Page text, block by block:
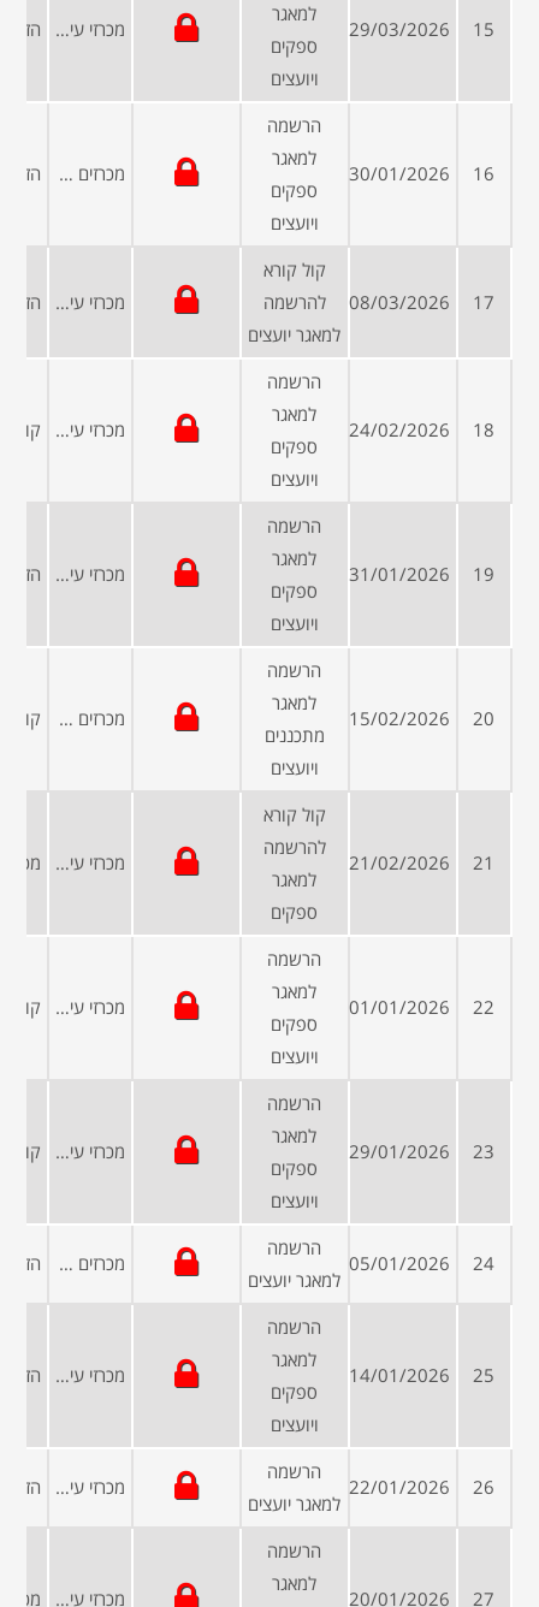
15
29/03/2026
למאגר
ספקים
ויועצים
מכרזי עיריות ומועצות
16
30/01/2026
הרשמה
למאגר
ספקים
ויועצים
מכרזים פומביים
17
08/03/2026
קול קורא
להרשמה
למאגר יועצים
מכרזי עיריות ומועצות
18
24/02/2026
הרשמה
למאגר
ספקים
ויועצים
מכרזי עיריות ומועצות
19
31/01/2026
הרשמה
למאגר
ספקים
ויועצים
מכרזי עיריות ומועצות
20
15/02/2026
הרשמה
למאגר
מתכננים
ויועצים
מכרזים פומביים
21
21/02/2026
קול קורא
להרשמה
למאגר
ספקים
מכרזי עיריות ומועצות
22
01/01/2026
הרשמה
למאגר
ספקים
ויועצים
מכרזי עיריות ומועצות
23
29/01/2026
הרשמה
למאגר
ספקים
ויועצים
מכרזי עיריות ומועצות
24
05/01/2026
הרשמה
למאגר יועצים
מכרזים פומביים
25
14/01/2026
הרשמה
למאגר
ספקים
ויועצים
מכרזי עיריות ומועצות
26
22/01/2026
הרשמה
למאגר יועצים
מכרזי עיריות ומועצות
27
20/01/2026
הרשמה
למאגר
מכרזי עיריות ומועצות